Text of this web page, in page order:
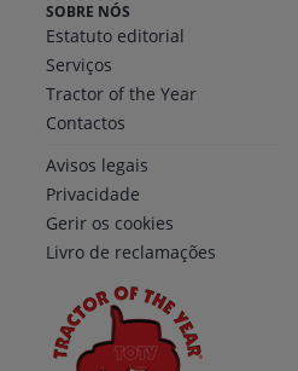
SOBRE NÓS
Estatuto editorial
Serviços
Tractor of the Year
Contactos
Avisos legais
Privacidade
Gerir os cookies
Livro de reclamações